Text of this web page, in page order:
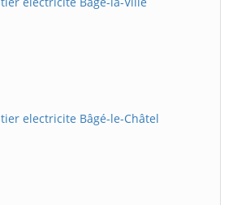
electricite Bâgé-le-Châtel